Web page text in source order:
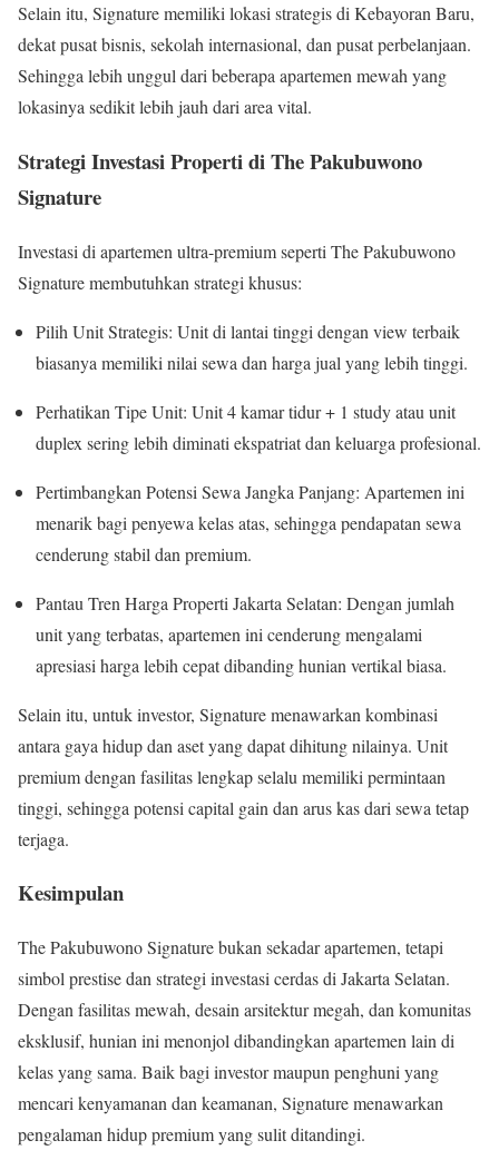
Selain itu, Signature memiliki lokasi strategis di Kebayoran Baru,
dekat pusat bisnis, sekolah internasional, dan pusat perbelanjaan.
Sehingga lebih unggul dari beberapa apartemen mewah yang
lokasinya sedikit lebih jauh dari area vital.
Strategi Investasi Properti di The Pakubuwono
Signature
Investasi di apartemen ultra-premium seperti The Pakubuwono
Signature membutuhkan strategi khusus:
Pilih Unit Strategis: Unit di lantai tinggi dengan view terbaik
biasanya memiliki nilai sewa dan harga jual yang lebih tinggi.
Perhatikan Tipe Unit: Unit 4 kamar tidur + 1 study atau unit
duplex sering lebih diminati ekspatriat dan keluarga profesional.
Pertimbangkan Potensi Sewa Jangka Panjang: Apartemen ini
menarik bagi penyewa kelas atas, sehingga pendapatan sewa
cenderung stabil dan premium.
Pantau Tren Harga Properti Jakarta Selatan: Dengan jumlah
unit yang terbatas, apartemen ini cenderung mengalami
apresiasi harga lebih cepat dibanding hunian vertikal biasa.
Selain itu, untuk investor, Signature menawarkan kombinasi
antara gaya hidup dan aset yang dapat dihitung nilainya. Unit
premium dengan fasilitas lengkap selalu memiliki permintaan
tinggi, sehingga potensi capital gain dan arus kas dari sewa tetap
terjaga.
Kesimpulan
The Pakubuwono Signature bukan sekadar apartemen, tetapi
simbol prestise dan strategi investasi cerdas di Jakarta Selatan.
Dengan fasilitas mewah, desain arsitektur megah, dan komunitas
eksklusif, hunian ini menonjol dibandingkan apartemen lain di
kelas yang sama. Baik bagi investor maupun penghuni yang
mencari kenyamanan dan keamanan, Signature menawarkan
pengalaman hidup premium yang sulit ditandingi.